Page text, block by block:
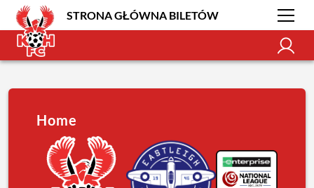
STRONA GŁÓWNA BILETÓW
Home